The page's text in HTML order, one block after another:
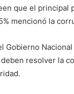
que el principal
mencionó la
Gobierno
resolver la